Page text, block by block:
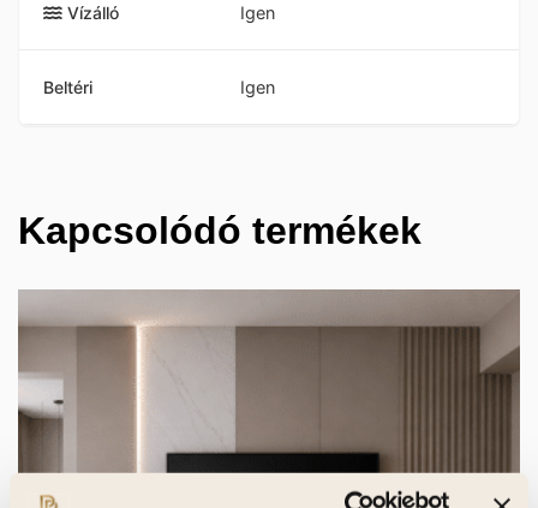
Vízálló Igen
Beltéri Igen
Kapcsolódó termékek